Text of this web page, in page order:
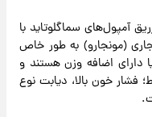
آمپول‌های سماگلوتاید با
(مونجارو) به طور خاص
دارای اضافه وزن هستند و
خون بالا، دیابت نوع